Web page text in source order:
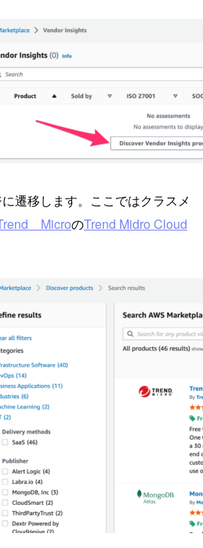
遷移します。ここではクラスメ
MicroのTrend Midro Cloud